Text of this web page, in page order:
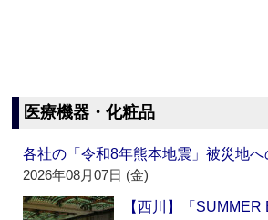
医療機器・化粧品
各社の「令和8年熊本地震」被災地へ
2026年08月07日 (金)
【西川】「